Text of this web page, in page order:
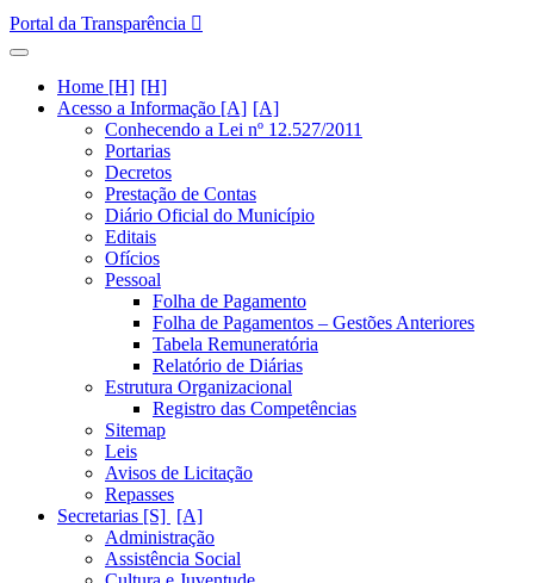
Portal da Transparência
Home [H]
Acesso a Informação [A]
Conhecendo a Lei nº 12.527/2011
Portarias
Decretos
Prestação de Contas
Diário Oficial do Município
Editais
Ofícios
Pessoal
Folha de Pagamento
Folha de Pagamentos – Gestões Anteriores
Tabela Remuneratória
Relatório de Diárias
Estrutura Organizacional
Registro das Competências
Sitemap
Leis
Avisos de Licitação
Repasses
Secretarias [S]
Administração
Assistência Social